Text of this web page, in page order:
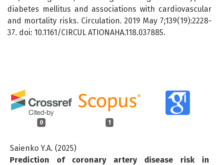
0 1
Saienko Y.A. (2025)
Prediction of coronary artery disease risk in
diabetes mellitus and associations with cardiovascular
and mortality risks. Circulation. 2019 May 7;139(19):2228-
37. doi: 10.1161/CIRCUL ATIONAHA.118.037885.